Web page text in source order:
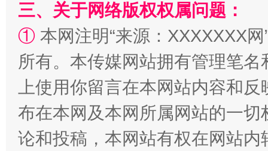
国家大学科技园优化重塑工作
三、关于网络版权权属问题：
① 本网注明“来源：XXXXXXX
所有。本传媒网站拥有管理笔
上使用你留言在本网站内容和
布在本网及本网所属网站的一
论和投稿，本网站有权在网站